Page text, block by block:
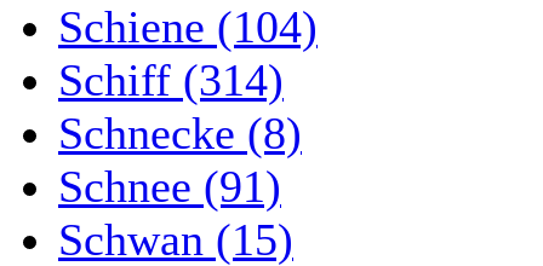
Schiene (104)
Schiff (314)
Schnecke (8)
Schnee (91)
Schwan (15)